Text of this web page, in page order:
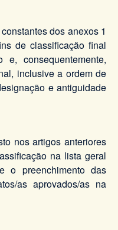
dos anexos 1
de classificação final
e, consequentemente,
inclusive a ordem de
e antiguidade
nos artigos anteriores
na lista geral
o preenchimento das
as aprovados/as na